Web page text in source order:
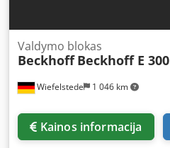
Wiefelstede 1 046 km
Valdymo blokas
Beckhoff Beckhoff E 300
Kainos informacija